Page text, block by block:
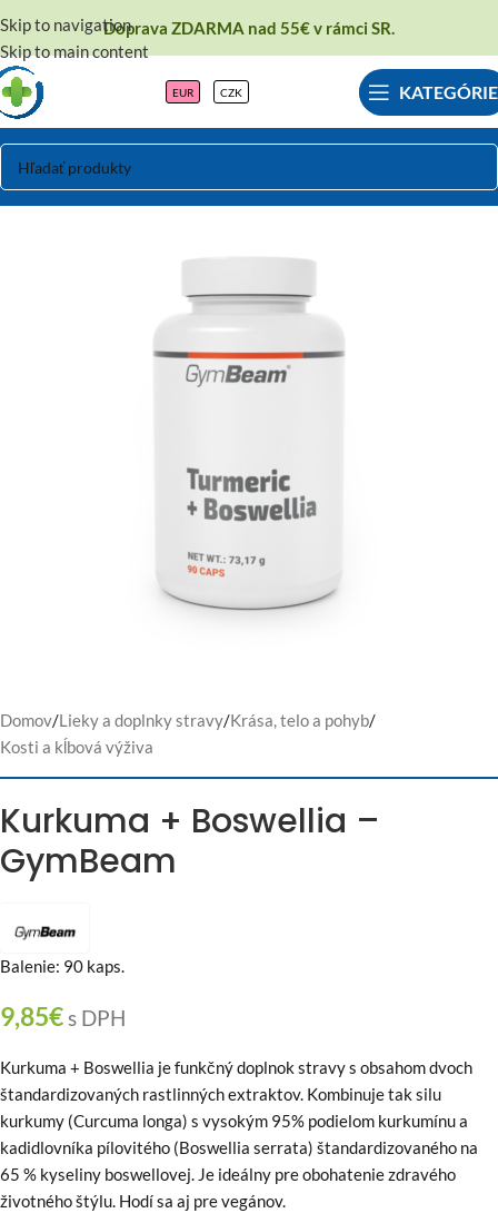
Skip to navigation
Skip to main content
Doprava ZDARMA nad 55€ v rámci SR.
EUR CZK KATEGÓRIE
Domov/Lieky a doplnky stravy/Krása, telo a pohyb/
Kosti a kĺbová výživa
Kurkuma + Boswellia –
GymBeam
Balenie: 90 kaps.
9,85€s DPH
Kurkuma + Boswellia je funkčný doplnok stravy s obsahom dvoch
štandardizovaných rastlinných extraktov. Kombinuje tak silu
kurkumy (Curcuma longa) s vysokým 95% podielom kurkumínu a
kadidlovníka pílovitého (Boswellia serrata) štandardizovaného na
65 % kyseliny boswellovej. Je ideálny pre obohatenie zdravého
životného štýlu. Hodí sa aj pre vegánov.